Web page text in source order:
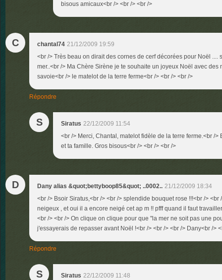
bisous amicaux<br /> <br /> <br />
C chantal74 21/12/2009 19:59
<br /> Très beau on dirait des cornes de cerf décorées pour Noël ....
mer..<br /> Ma Chère Sirène je te souhaite un joyeux Noël avec des
savoie<br /> le matelot de la terre ferme<br /> <br /> <br />
Répondre
S Siratus 22/12/2009 11:54
<br /> Merci, Chantal, matelot fidèle de la terre ferme.<br />
et ta famille. Gros bisous<br /> <br /> <br />
D Dany alias &quot;bettyboop85&quot; ..0002.. 21/12/2009 18:34
<br /> Bsoir Siratus,<br /> <br /> splendide bouquet rose !!!<br /> <br
neigeux , et oui il a encore neigé cet ap m !! pfff quand il faut
<br /> <br /> On clique on clique pour que "la mer ne soit pas une
j'essayerais de repasser avant Noël !<br /> <br /> <br /> Dany<br />
Répondre
S Siratus 22/12/2009 11:48